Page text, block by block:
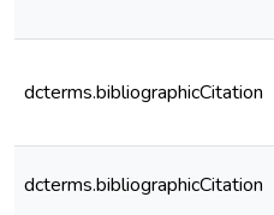
dcterms.bibliographicCitation
dcterms.bibliographicCitation